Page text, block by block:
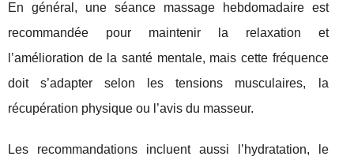
En général, une séance massage hebdomadaire est
recommandée pour maintenir la relaxation et
l’amélioration de la santé mentale, mais cette fréquence
doit s’adapter selon les tensions musculaires, la
récupération physique ou l’avis du masseur.
Les recommandations incluent aussi l’hydratation, le